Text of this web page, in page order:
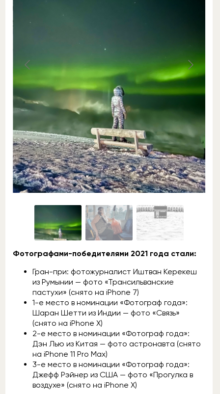
Фотографами-победителями 2021 года стали:
Гран-при: фотожурналист Иштван Керекеш
из Румынии — фото «Трансильванские
пастухи» (снято на iPhone 7)
1-е место в номинации «Фотограф года»:
Шаран Шетти из Индии — фото «Связь»
(снято на iPhone X)
2-е место в номинации «Фотограф года»:
Дэн Лью из Китая — фото астронавта (снято
на iPhone 11 Pro Max)
3-е место в номинации «Фотограф года»:
Джефф Рэйнер из США — фото «Прогулка в
воздухе» (снято на iPhone X)